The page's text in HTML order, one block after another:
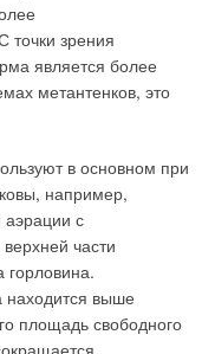
точки зрения
является более
метантенков, это
в основном при
например,
аэрации с
части
горловина.
находится выше
площадь свободного